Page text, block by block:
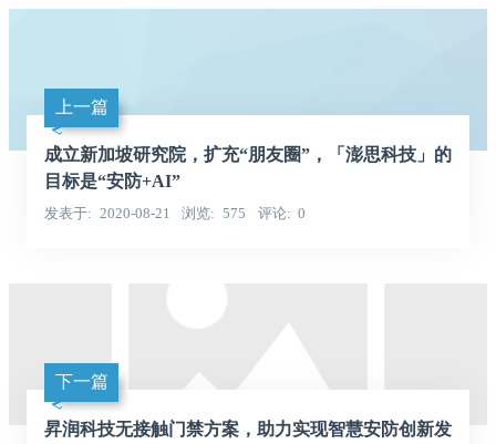
上一篇
成立新加坡研究院，扩充“朋友圈”，「澎思科技」的
目标是“安防+AI”
发表于 2020-08-21 浏览 575 评论 0
下一篇
昇润科技无接触门禁方案，助力实现智慧安防创新发